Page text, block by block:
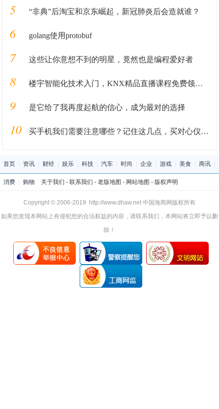
5 “非典”后淘宝和京东崛起，新冠肺炎后会造就谁？
6 golang使用protobuf
7 这些让你意想不到的明星，竟然也是编程爱好者
8 楼宇智能化技术入门，KNX精品直播课程免费领取！
9 是它给了我再度起航的信心，成为最对的选择
10 买手机我们需要注意哪些？记住这几点，买对心仪的手机不成问题
首页 资讯 财经 娱乐 科技 汽车 时尚 企业 游戏 美食 商讯
消费 购物 关于我们 - 联系我们 - 老版地图 - 网站地图 - 版权声明
Copyright © 2006-2019 http://www.dhaw.net 中国海商网版权所有
如果您发现本网站上有侵犯您的合法权益的内容，请联系我们，本网站将立即予以删
除！